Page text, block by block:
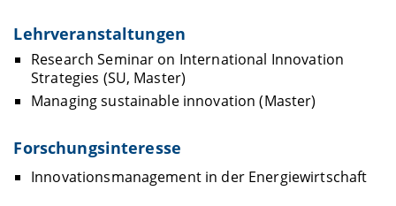
Lehrveranstaltungen
Research Seminar on International Innovation
Strategies (SU, Master)
Managing sustainable innovation (Master)
Forschungsinteresse
Innovationsmanagement in der Energiewirtschaft